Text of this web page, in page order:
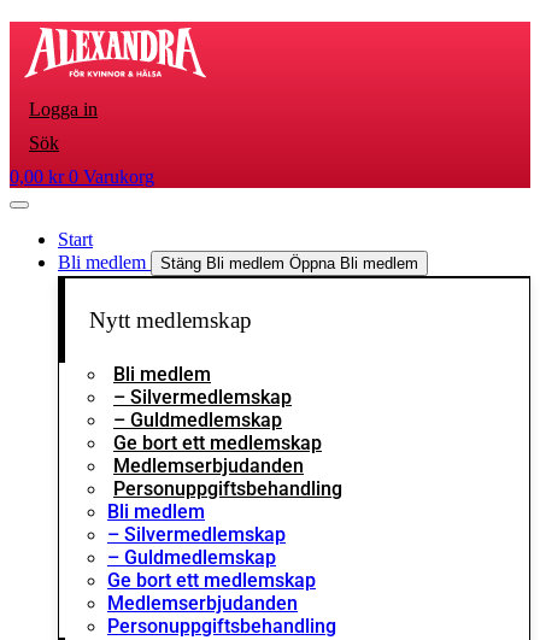
Hoppa
innehåll
Logga in
Sök
0,00 kr 0 Varukorg
Start
Bli medlem
Stäng Bli medlem Öppna Bli medlem
Nytt medlemskap
Bli medlem
– Silvermedlemskap
– Guldmedlemskap
Ge bort ett medlemskap
Medlemserbjudanden
Personuppgiftsbehandling
Bli medlem
– Silvermedlemskap
– Guldmedlemskap
Ge bort ett medlemskap
Medlemserbjudanden
Personuppgiftsbehandling